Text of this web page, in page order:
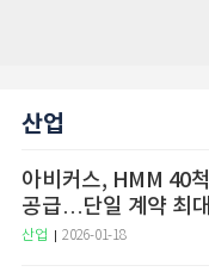
산업
아비커스, HMM 40
공급…단일 계약 최
산업 2026-01-18